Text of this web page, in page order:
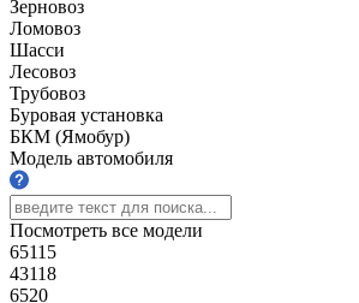
Зерновоз
Ломовоз
Шасси
Лесовоз
Трубовоз
Буровая установка
БКМ (Ямобур)
Модель автомобиля
Посмотреть все модели
65115
43118
6520